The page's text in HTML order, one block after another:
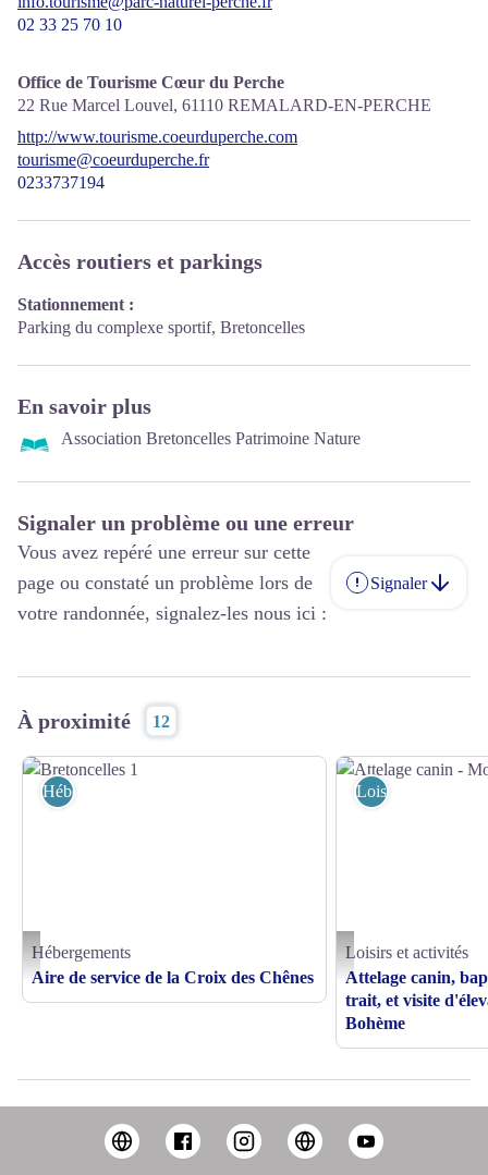
02 33 25 70 10
Office de Tourisme Cœur du Perche
22 Rue Marcel Louvel, 61110 REMALARD-EN-PERCHE
http://www.tourisme.coeurduperche.com
tourisme@coeurduperche.fr
0233737194
Accès routiers et parkings
Stationnement :
Parking du complexe sportif, Bretoncelles
En savoir plus
Association Bretoncelles Patrimoine Nature
Signaler un problème ou une erreur
Vous avez repéré une erreur sur cette
page ou constaté un problème lors de
votre randonnée, signalez-les nous ici :
Signaler
À proximité 12
Bretoncelles 1 - ©Mairie de Bretoncelles
Hébergements
Hébergements
Aire de service de la Croix des Chênes
Attelage canin - Moutiers
Loisirs et activités
Loisirs et activités
Attelage canin,
trait, et visite
Bohème